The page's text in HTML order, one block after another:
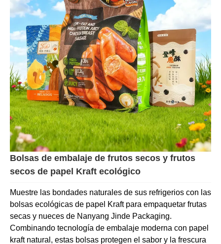
Bolsas de embalaje de frutos secos y frutos
secos de papel Kraft ecológico
Muestre las bondades naturales de sus refrigerios con las
bolsas ecológicas de papel Kraft para empaquetar frutas
secas y nueces de Nanyang Jinde Packaging.
Combinando tecnología de embalaje moderna con papel
kraft natural, estas bolsas protegen el sabor y la frescura